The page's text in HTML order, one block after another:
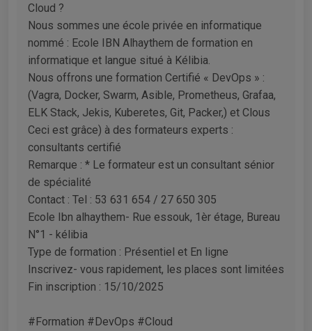
Cloud ?
Nous sommes une école privée en informatique
nommé : Ecole IBN Alhaythem de formation en
informatique et langue situé à Kélibia.
Nous offrons une formation Certifié « DevOps » :
(Vagra, Docker, Swarm, Asible, Prometheus, Grafaa,
ELK Stack, Jekis, Kuberetes, Git, Packer,) et Clous
Ceci est grâce) à des formateurs experts :
consultants certifié
Remarque : * Le formateur est un consultant sénior
de spécialité
Contact : Tel : 53 631 654 / 27 650 305
Ecole Ibn alhaythem- Rue essouk, 1èr étage, Bureau
N°1 - kélibia
Type de formation : Présentiel et En ligne
Inscrivez- vous rapidement, les places sont limitées
Fin inscription : 15/10/2025
#Formation #DevOps #Cloud